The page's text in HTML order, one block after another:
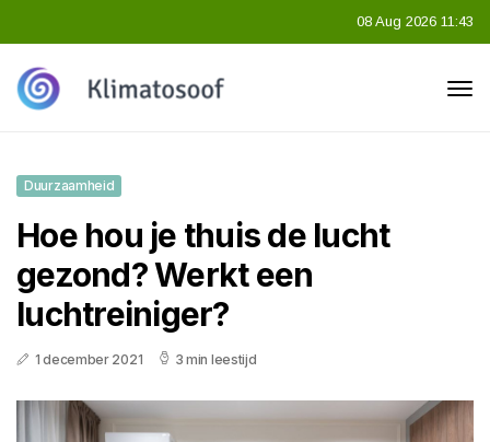
08 Aug 2026 11:43
Duurzaamheid
Hoe hou je thuis de lucht
gezond? Werkt een
luchtreiniger?
1 december 2021 3 min leestijd